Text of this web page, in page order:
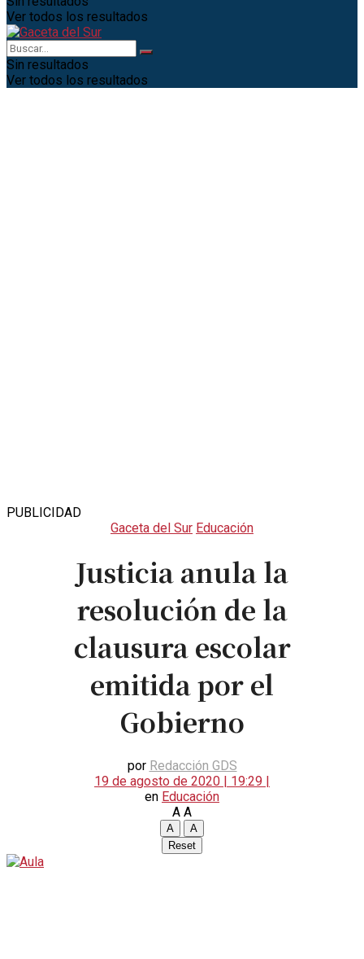
Ver todos los resultados
Sin resultados
Ver todos los resultados
PUBLICIDAD
Gaceta del Sur Educación
Justicia anula la
resolución de la
clausura escolar
emitida por el
Gobierno
por Redacción GDS
19 de agosto de 2020 | 19:29 |
en Educación
A A
A
A
Reset